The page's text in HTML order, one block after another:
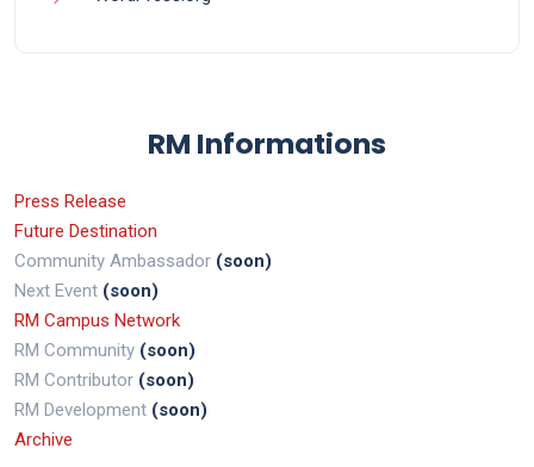
RM Informations
Press Release
Future Destination
Community Ambassador (soon)
Next Event (soon)
RM Campus Network
RM Community (soon)
RM Contributor (soon)
RM Development (soon)
Archive